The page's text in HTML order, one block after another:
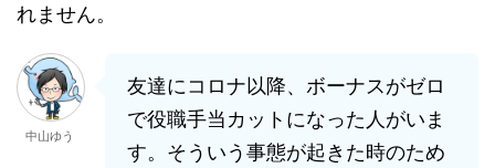
れません。
中山ゆう
友達にコロナ以降、ボーナスがゼロ
で役職手当カットになった人がいま
す。そういう事態が起きた時のため